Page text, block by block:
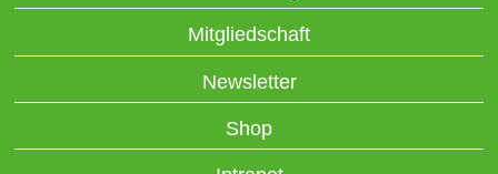
Mitgliedschaft
Newsletter
Shop